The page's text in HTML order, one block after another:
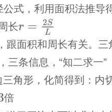
式，利用面积法推导
长r=
跟面积和周长有关。三
三条信息，“知二求一”
三角形，化简得到：内
倍